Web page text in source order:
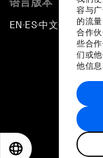
容与
的流
合作
些合
们或
他信息
EN ▪ ES▪中文▪ 日本語